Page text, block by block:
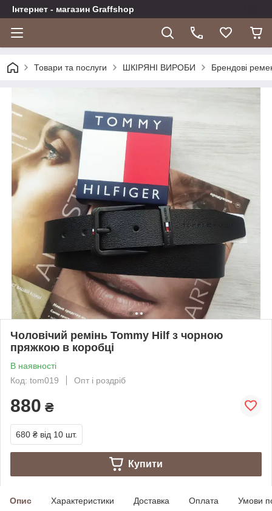
Інтернет - магазин Graffshop
Товари та послуги ШКІРЯНІ ВИРОБИ Брендові
Чоловічий ремінь Tommy Hilf з чорною
пряжкою в коробці
В наявності
Код: tom019
Опт і роздріб
880 ₴
680 ₴ від 10 шт.
Купити
Опис Характеристики Доставка Оплата Умови